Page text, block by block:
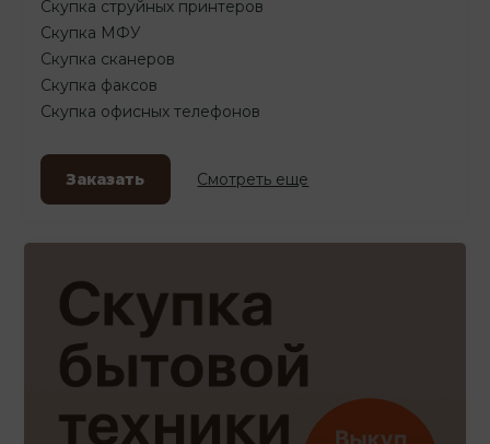
Скупка струйных принтеров
Скупка МФУ
Скупка сканеров
Скупка факсов
Скупка офисных телефонов
Заказать Смотреть еще